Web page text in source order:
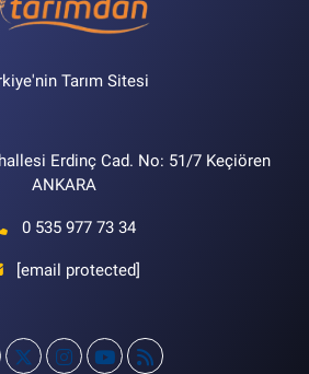
Tarım Sitesi
Erdinç Cad. No: 51/7 Keçiören
ANKARA
0 535 977 73 34
[email protected]